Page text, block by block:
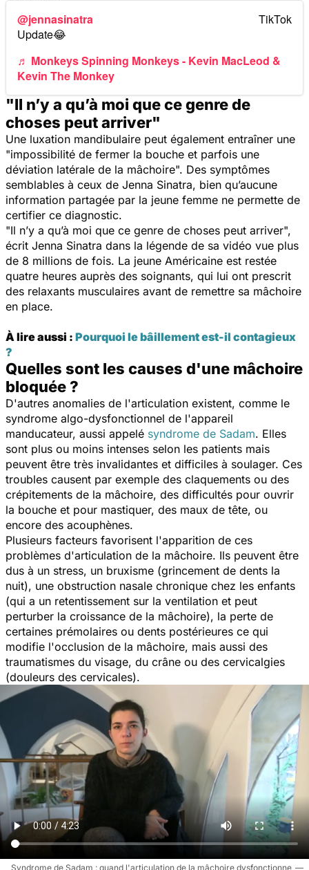
@jennasinatra
Update😂
♬ Monkeys Spinning Monkeys - Kevin MacLeod &
Kevin The Monkey
"Il n’y a qu’à moi que ce genre de
choses peut arriver"
Une luxation mandibulaire peut également entraîner une
"impossibilité de fermer la bouche et parfois une
déviation latérale de la mâchoire". Des symptômes
semblables à ceux de Jenna Sinatra, bien qu’aucune
information partagée par la jeune femme ne permette de
certifier ce diagnostic.
"Il n’y a qu’à moi que ce genre de choses peut arriver",
écrit Jenna Sinatra dans la légende de sa vidéo vue plus
de 8 millions de fois. La jeune Américaine est restée
quatre heures auprès des soignants, qui lui ont prescrit
des relaxants musculaires avant de remettre sa mâchoire
en place.
À lire aussi : Pourquoi le bâillement est-il contagieux
?
Quelles sont les causes d'une mâchoire
bloquée ?
D'autres anomalies de l'articulation existent, comme le
syndrome algo-dysfonctionnel de l'appareil
manducateur, aussi appelé syndrome de Sadam. Elles
sont plus ou moins intenses selon les patients mais
peuvent être très invalidantes et difficiles à soulager. Ces
troubles causent par exemple des claquements ou des
crépitements de la mâchoire, des difficultés pour ouvrir
la bouche et pour mastiquer, des maux de tête, ou
encore des acouphènes.
Plusieurs facteurs favorisent l'apparition de ces
problèmes d'articulation de la mâchoire. Ils peuvent être
dus à un stress, un bruxisme (grincement de dents la
nuit), une obstruction nasale chronique chez les enfants
(qui a un retentissement sur la ventilation et peut
perturber la croissance de la mâchoire), la perte de
certaines prémolaires ou dents postérieures ce qui
modifie l'occlusion de la mâchoire, mais aussi des
traumatismes du visage, du crâne ou des cervicalgies
(douleurs des cervicales).
Syndrome de Sadam : quand l'articulation de la mâchoire dysfonctionne